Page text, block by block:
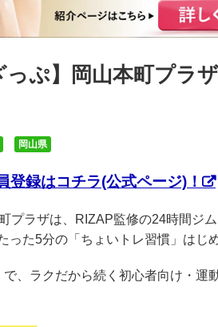
ぷ】岡山本町プラ
岡山県
登録はコチラ(公式ページ)！
プラザは、RIZAP監修の24時間ジ
った5分の「ちょいトレ習慣」はじ
、ラクだから続く初心者向け・運